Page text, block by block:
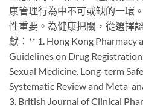
康管理行為中不可或缺的一環
性重要。為健康把關，從選擇
獻：** 1. Hong Kong Pharmacy
Guidelines on Drug
Sexual Medicine. Long-term
Systematic Review and Meta-
3. British Journal of Clinical